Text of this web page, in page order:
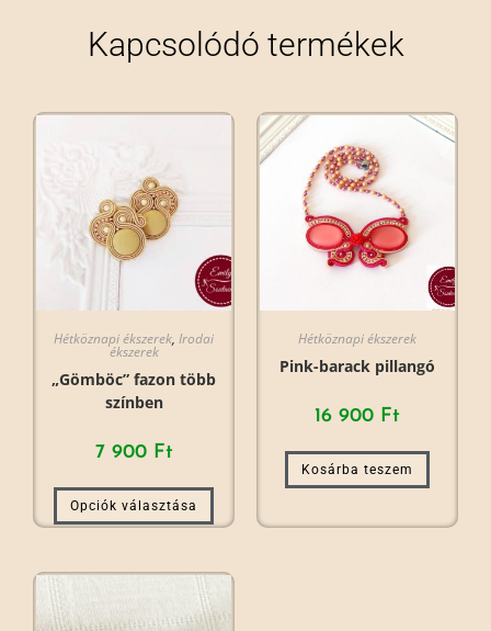
Kapcsolódó termékek
Hétköznapi ékszerek, Irodai
ékszerek
„Gömböc” fazon több
színben
7 900 Ft
Opciók választása
Hétköznapi ékszerek
Pink-barack pillangó
16 900 Ft
Kosárba teszem